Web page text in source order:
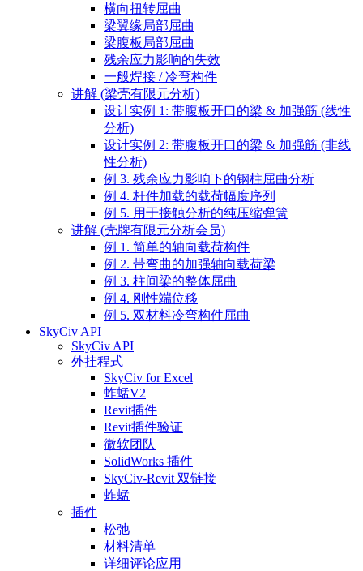
横向扭转屈曲
梁翼缘局部屈曲
梁腹板局部屈曲
残余应力影响的失效
一般焊接 / 冷弯构件
讲解 (梁壳有限元分析)
设计实例 1: 带腹板开口的梁 & 加强筋 (线性
分析)
设计实例 2: 带腹板开口的梁 & 加强筋 (非线
性分析)
例 3. 残余应力影响下的钢柱屈曲分析
例 4. 杆件加载的载荷幅度序列
例 5. 用于接触分析的纯压缩弹簧
讲解 (壳牌有限元分析会员)
例 1. 简单的轴向载荷构件
例 2. 带弯曲的加强轴向载荷梁
例 3. 柱间梁的整体屈曲
例 4. 刚性端位移
例 5. 双材料冷弯构件屈曲
SkyCiv API
SkyCiv API
外挂程式
SkyCiv for Excel
蚱蜢V2
Revit插件
Revit插件验证
微软团队
SolidWorks 插件
SkyCiv-Revit 双链接
蚱蜢
插件
松弛
材料清单
详细评论应用